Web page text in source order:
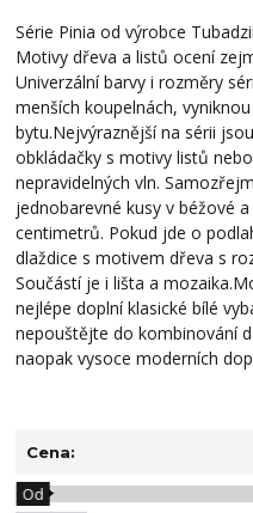
Série Pinia od výrobce
Motivy dřeva a listů ocení
Univerzální barvy i rozměry
menších koupelnách,
bytu.Nejvýraznější na sérii
obkládačky s motivy listů
nepravidelných vln.
jednobarevné kusy v béžové
centimetrů. Pokud jde o
dlaždice s motivem dřeva s
Součástí je i lišta a
nejlépe doplní klasické bílé
nepouštějte do kombinování
naopak vysoce moderních
Cena:
Od